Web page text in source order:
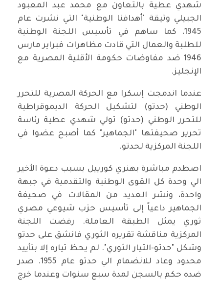
شهدي عطية بالتعاون مع محمد عبد المعبود
الجبيلي وثيقة "أهدافنا الوطنية" التي نشرت عام
1945، كما ساهم في تأسيس اللجنة الوطنية
للطلبة والعمال التي قادت مظاهرات فبراير مارس
1946 ضد مفاوضات حكومة الأقلية المصرية مع
الإنجليز.
عندما اندمجت إسكرا مع الحركة المصرية للتحرر
الوطني (حدتو) لتشكيل الحركة الديموقراطية
للتحرر الوطني (حدتو) تولي شهدي عطية رئاسة
تحرير صحيفتها "الجماهير" كما أصبح عضوا في
اللجنة المركزية لحدتو.
اصطدم مباشرة بهنري كورييل بسبب دعوة الأخير
الي وحدة كل القوى الوطنية والتقدمية في جبهة
واحدة، ونشر العديد من المقالات في صحيفة
الجماهير داعياً إلى تأسيس حزب شيوعي مصري
ثوري يمثل الطبقة العاملة. رفضت اللجنة
المركزية مناقشة تقريره الثوري فانشق على حدتو
وشكل "حدتو-التيار الثوري". لم يحظ تياره إلا بتأييد
محدود وعاد للانضمام الي حدتو عام 1955. صدر
ضده حكم بالسجن لمدة سبع سنوات وعندما خرج